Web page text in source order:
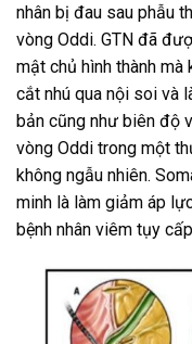
nhân bị đau sau phẫu
vòng Oddi. GTN đã
mật chủ hình thành mà
cắt nhú qua nội soi và
bản cũng như biên độ
vòng Oddi trong một
không ngẫu nhiên.
minh là làm giảm áp
bệnh nhân viêm tụy